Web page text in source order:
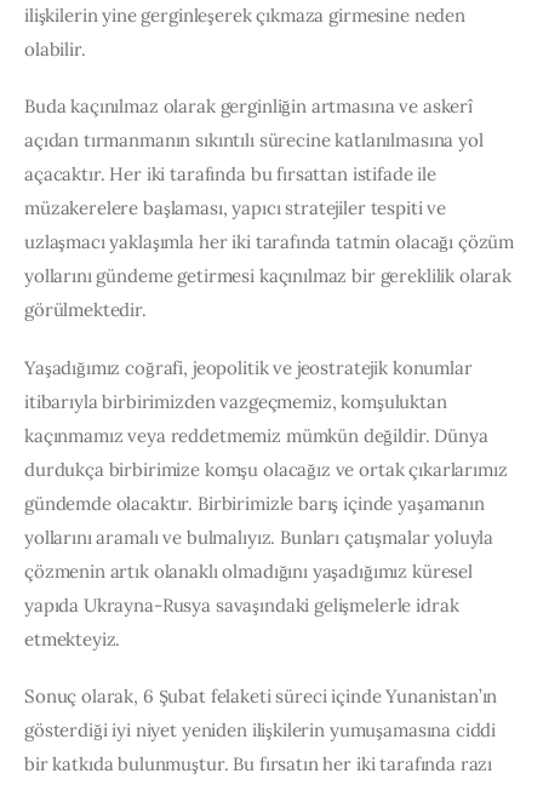
ilişkilerin yine gerginleşerek çıkmaza girmesine neden
olabilir.
Buda kaçınılmaz olarak gerginliğin artmasına ve askerî
açıdan tırmanmanın sıkıntılı sürecine katlanılmasına yol
açacaktır. Her iki tarafında bu fırsattan istifade ile
müzakerelere başlaması, yapıcı stratejiler tespiti ve
uzlaşmacı yaklaşımla her iki tarafında tatmin olacağı çözüm
yollarını gündeme getirmesi kaçınılmaz bir gereklilik olarak
görülmektedir.
Yaşadığımız coğrafi, jeopolitik ve jeostratejik konumlar
itibarıyla birbirimizden vazgeçmemiz, komşuluktan
kaçınmamız veya reddetmemiz mümkün değildir. Dünya
durdukça birbirimize komşu olacağız ve ortak çıkarlarımız
gündemde olacaktır. Birbirimizle barış içinde yaşamanın
yollarını aramalı ve bulmalıyız. Bunları çatışmalar yoluyla
çözmenin artık olanaklı olmadığını yaşadığımız küresel
yapıda Ukrayna-Rusya savaşındaki gelişmelerle idrak
etmekteyiz.
Sonuç olarak, 6 Şubat felaketi süreci içinde Yunanistan’ın
gösterdiği iyi niyet yeniden ilişkilerin yumuşamasına ciddi
bir katkıda bulunmuştur. Bu fırsatın her iki tarafında razı